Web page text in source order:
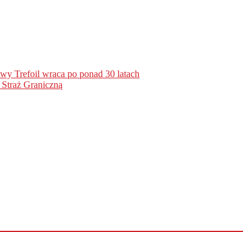
Trefoil wraca po ponad 30 latach
Graniczną